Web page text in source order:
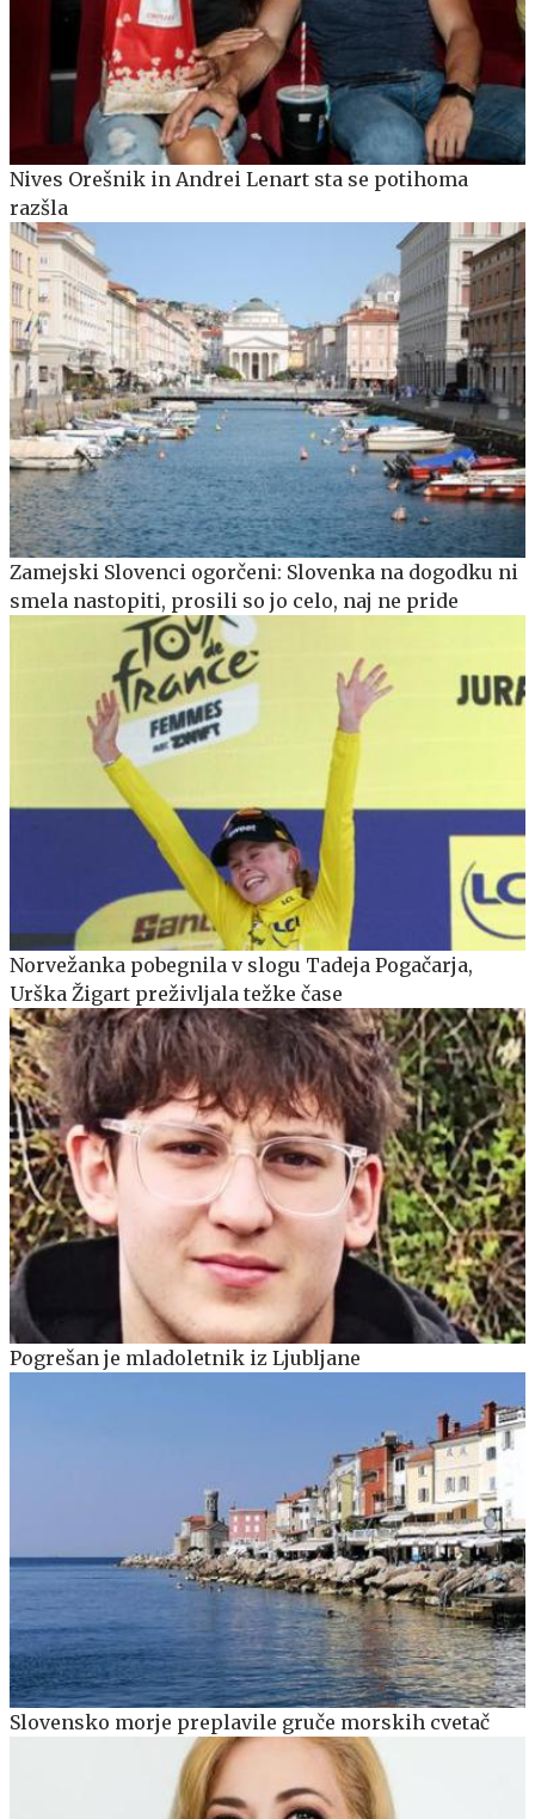
Nives Orešnik in Andrei Lenart sta se potihoma
razšla
Zamejski Slovenci ogorčeni: Slovenka na dogodku ni
smela nastopiti, prosili so jo celo, naj ne pride
Norvežanka pobegnila v slogu Tadeja Pogačarja,
Urška Žigart preživljala težke čase
Pogrešan je mladoletnik iz Ljubljane
Slovensko morje preplavile gruče morskih cvetač